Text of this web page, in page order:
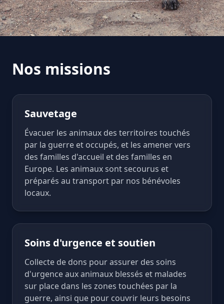
Nos missions
Sauvetage
Évacuer les animaux des territoires touchés
par la guerre et occupés, et les amener vers
des familles d'accueil et des familles en
Europe. Les animaux sont secourus et
préparés au transport par nos bénévoles
locaux.
Soins d'urgence et soutien
Collecte de dons pour assurer des soins
d'urgence aux animaux blessés et malades
sur place dans les zones touchées par la
guerre, ainsi que pour couvrir leurs besoins